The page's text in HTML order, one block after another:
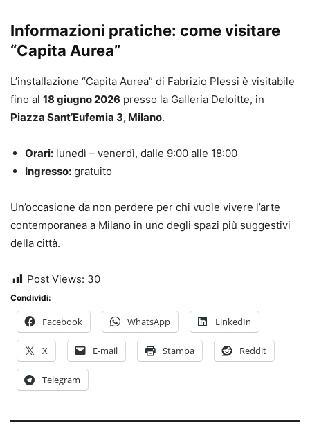
Informazioni pratiche: come visitare
“Capita Aurea”
L’installazione “Capita Aurea” di Fabrizio Plessi è visitabile
fino al 18 giugno 2026 presso la Galleria Deloitte, in
Piazza Sant’Eufemia 3, Milano.
Orari: lunedì – venerdì, dalle 9:00 alle 18:00
Ingresso: gratuito
Un’occasione da non perdere per chi vuole vivere l’arte
contemporanea a Milano in uno degli spazi più suggestivi
della città.
Post Views: 30
Condividi:
Facebook WhatsApp LinkedIn
X E-mail Stampa Reddit
Telegram